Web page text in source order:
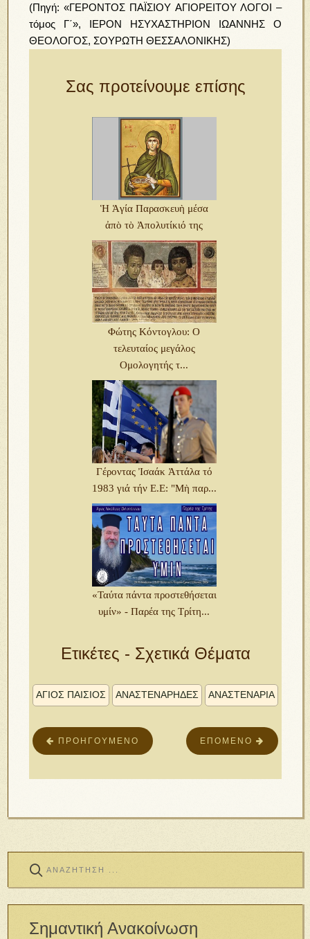
(Πηγή: «ΓΕΡΟΝΤΟΣ ΠΑΪΣΙΟΥ ΑΓΙΟΡΕΙΤΟΥ ΛΟΓΟΙ –
τόμος Γ΄», ΙΕΡΟΝ ΗΣΥΧΑΣΤΗΡΙΟΝ ΙΩΑΝΝΗΣ Ο
ΘΕΟΛΟΓΟΣ, ΣΟΥΡΩΤΗ ΘΕΣΣΑΛΟΝΙΚΗΣ)
Σας προτείνουμε επίσης
Ἡ Ἁγία Παρασκευὴ μέσα
ἀπὸ τὸ Ἀπολυτίκιό της
Φώτης Κόντογλου: Ο
τελευταίος μεγάλος
Ομολογητής τ...
Γέροντας Ἰσαάκ Ἀττάλα τό
1983 γιά τήν Ε.Ε: "Μὴ παρ...
«Ταύτα πάντα προστεθήσεται
υμίν» - Παρέα της Τρίτη...
Ετικέτες - Σχετικά Θέματα
ΑΓΙΟΣ ΠΑΙΣΙΟΣ ΑΝΑΣΤΕΝΑΡΗΔΕΣ ΑΝΑΣΤΕΝΑΡΙΑ
ΕΠΌΜΕΝΟ
ΠΡΟΗΓΟΎΜΕΝΟ
Σημαντική Ανακοίνωση